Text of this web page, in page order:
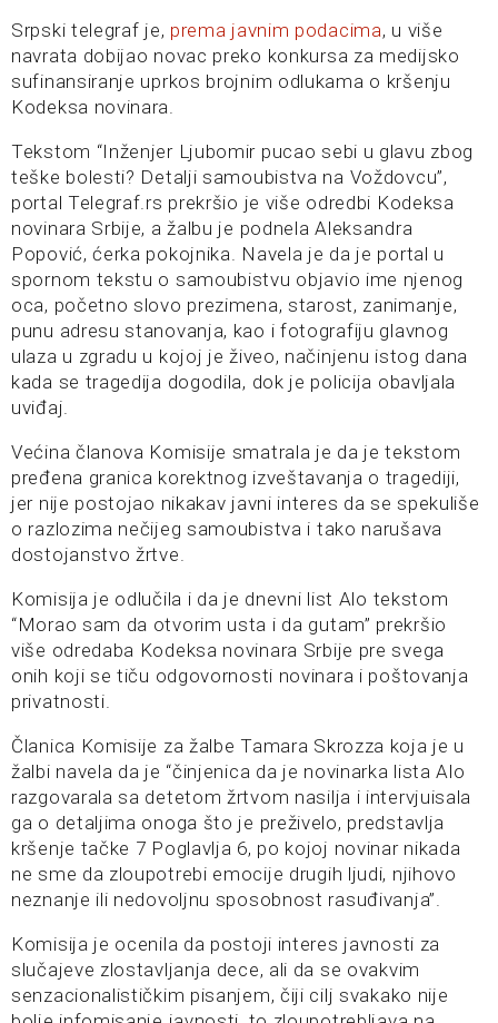
Srpski telegraf je, prema javnim podacima, u više
navrata dobijao novac preko konkursa za medijsko
sufinansiranje uprkos brojnim odlukama o kršenju
Kodeksa novinara.
Tekstom “Inženjer Ljubomir pucao sebi u glavu zbog
teške bolesti? Detalji samoubistva na Voždovcu”,
portal Telegraf.rs prekršio je više odredbi Kodeksa
novinara Srbije, a žalbu je podnela Aleksandra
Popović, ćerka pokojnika. Navela je da je portal u
spornom tekstu o samoubistvu objavio ime njenog
oca, početno slovo prezimena, starost, zanimanje,
punu adresu stanovanja, kao i fotografiju glavnog
ulaza u zgradu u kojoj je živeo, načinjenu istog dana
kada se tragedija dogodila, dok je policija obavljala
uviđaj.
Većina članova Komisije smatrala je da je tekstom
pređena granica korektnog izveštavanja o tragediji,
jer nije postojao nikakav javni interes da se spekuliše
o razlozima nečijeg samoubistva i tako narušava
dostojanstvo žrtve.
Komisija je odlučila i da je dnevni list Alo tekstom
“Morao sam da otvorim usta i da gutam” prekršio
više odredaba Kodeksa novinara Srbije pre svega
onih koji se tiču odgovornosti novinara i poštovanja
privatnosti.
Članica Komisije za žalbe Tamara Skrozza koja je u
žalbi navela da je “činjenica da je novinarka lista Alo
razgovarala sa detetom žrtvom nasilja i intervjuisala
ga o detaljima onoga što je preživelo, predstavlja
kršenje tačke 7 Poglavlja 6, po kojoj novinar nikada
ne sme da zloupotrebi emocije drugih ljudi, njihovo
neznanje ili nedovoljnu sposobnost rasuđivanja”.
Komisija je ocenila da postoji interes javnosti za
slučajeve zlostavljanja dece, ali da se ovakvim
senzacionalističkim pisanjem, čiji cilj svakako nije